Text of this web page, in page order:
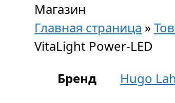
Магазин
Главная страница »
VitaLight Power-LED
Бренд Hugo